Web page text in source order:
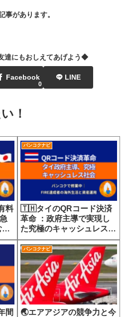
があります。
達にもおしえてあげよう◆
Facebook
0
LINE
！
料
バンコクナビ
🇹🇭タイのQRコード決済
革命 ：政府主導で実現し
た究極のキャッシュレス社
会
間
バンコクナビ
🌏エアアジアの競争力と今